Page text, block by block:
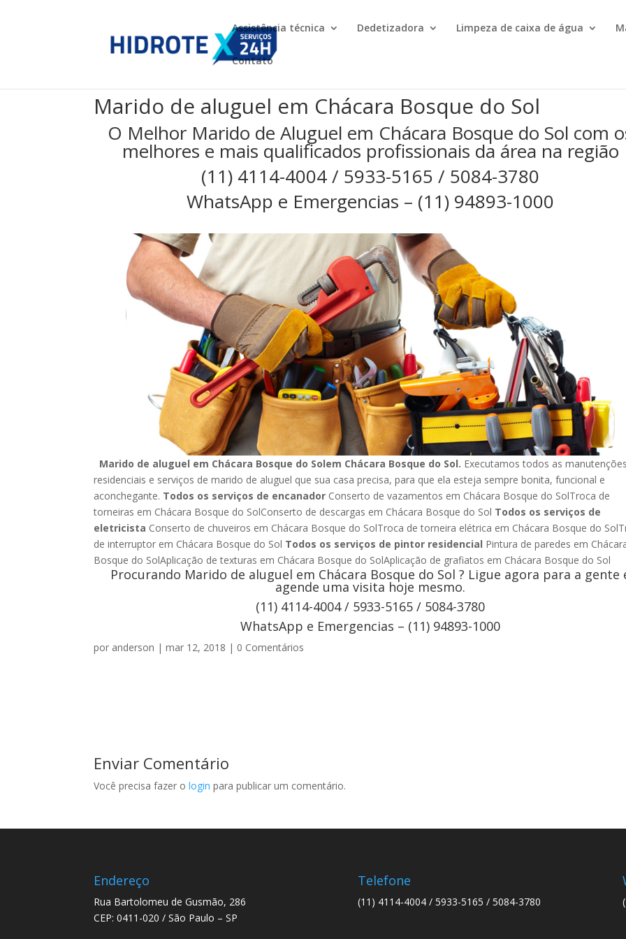
Assistência técnica Dedetizadora Limpeza de caixa de água
Contato
Marido de aluguel em Chácara Bosque do Sol
O Melhor Marido de Aluguel em Chácara Bosque do Sol com
melhores e mais qualificados profissionais da área na região
(11) 4114-4004 / 5933-5165 / 5084-3780
WhatsApp e Emergencias – (11) 94893-1000
Marido de aluguel em Chácara Bosque do Solem Chácara Bosque do Sol. Executamos todos as manutenções
residenciais e serviços de marido de aluguel que sua casa precisa, para que ela esteja sempre bonita, funcional e
aconchegante. Todos os serviços de encanador Conserto de vazamentos em Chácara Bosque do SolTroca de
torneiras em Chácara Bosque do SolConserto de descargas em Chácara Bosque do Sol Todos os serviços de
eletricista Conserto de chuveiros em Chácara Bosque do SolTroca de torneira elétrica em Chácara Bosque do
de interruptor em Chácara Bosque do Sol Todos os serviços de pintor residencial Pintura de paredes em
Bosque do SolAplicação de texturas em Chácara Bosque do SolAplicação de grafiatos em Chácara Bosque do Sol
Procurando Marido de aluguel em Chácara Bosque do Sol ? Ligue agora para a gente
agende uma visita hoje mesmo.
(11) 4114-4004 / 5933-5165 / 5084-3780
WhatsApp e Emergencias – (11) 94893-1000
por anderson |mar 12, 2018 | 0 Comentários
Enviar Comentário
Você precisa fazer ologin para publicar um comentário.
Endereço
Rua Bartolomeu de Gusmão, 286
CEP: 0411-020 / São Paulo – SP
Telefone
(11) 4114-4004 / 5933-5165 / 5084-3780